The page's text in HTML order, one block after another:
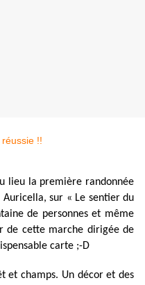
lieu la première randonnée
sur « Le sentier du
de personnes et même
de cette marche dirigée de
carte ;-D
et champs. Un décor et des